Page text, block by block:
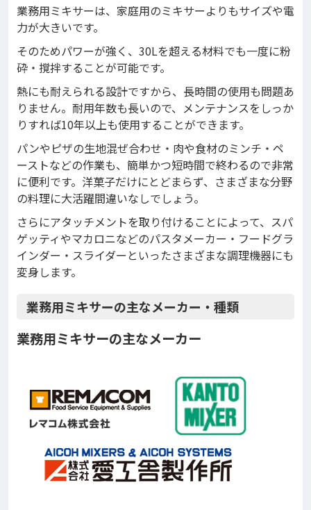
業務用ミキサーは、家庭用のミキサーよりもサイズや電
力が大きいです。
そのためパワーが強く、30Lを超える材料でも一度に粉
砕・撹拌することが可能です。
熱にも耐えられる設計ですから、長時間の使用も問題あ
りません。耐用年数も長いので、メンテナンスをしっか
りすれば10年以上も使用することができます。
パンやピザの生地混ぜ合わせ・肉や食材のミンチ・ペ
ーストなどの作業も、簡単かつ短時間で終わるので非常
に便利です。洋菓子だけにとどまらず、さまざまな分野
の料理に大活躍間違いなしでしょう。
さらにアタッチメントを取り付けることによって、スパ
ゲッティやマカロニなどのパスタメーカー・フードグラ
インダー・スライダーといったさまざまな調理機器にも
変身します。
業務用ミキサーの主なメーカー・種類
業務用ミキサーの主なメーカー